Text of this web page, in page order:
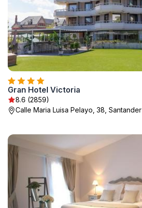
Gran Hotel Victoria
8.6 (2859)
Calle Maria Luisa Pelayo, 38, Santander